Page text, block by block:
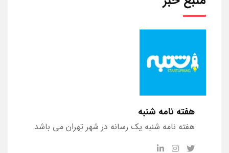
هفته نامه شنبه
هفته نامه شنبه یک رسانه در شهر تهران می باشد